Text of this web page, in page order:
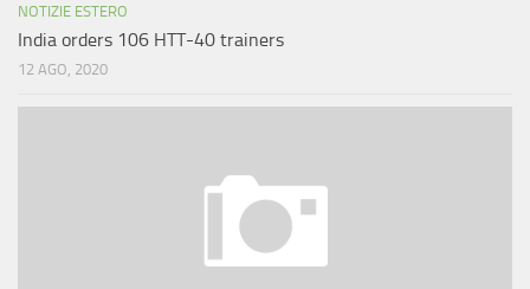
NOTIZIE ESTERO
India orders 106 HTT-40 trainers
12 AGO, 2020